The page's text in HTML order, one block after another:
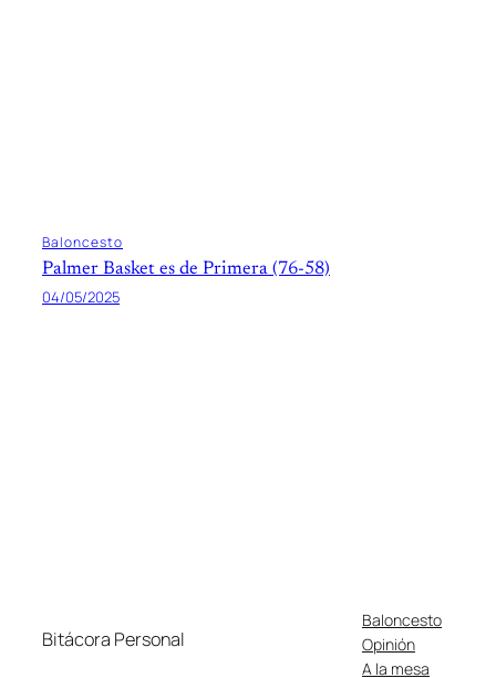
Baloncesto
Palmer Basket es de Primera (76-58)
04/05/2025
Bitácora Personal
Baloncesto
Opinión
A la mesa